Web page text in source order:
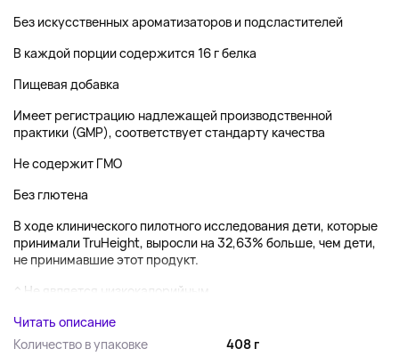
Без искусственных ароматизаторов и подсластителей
В каждой порции содержится 16 г белка
Пищевая добавка
Имеет регистрацию надлежащей производственной
практики (GMP), соответствует стандарту качества
Не содержит ГМО
Без глютена
В ходе клинического пилотного исследования дети, которые
принимали TruHeight, выросли на 32,63% больше, чем дети,
не принимавшие этот продукт.
^ Не является низкокалорийным ...
Читать описание
Количество в упаковке
408 г